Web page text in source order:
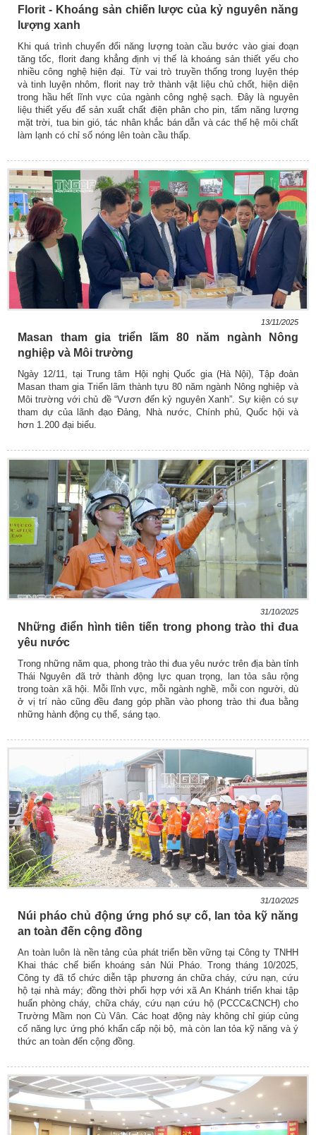
Florit - Khoáng sản chiến lược của kỷ nguyên năng
lượng xanh
Khi quá trình chuyển đổi năng lượng toàn cầu bước vào giai đoạn
tăng tốc, florit đang khẳng định vị thế là khoáng sản thiết yếu cho
nhiều công nghệ hiện đại. Từ vai trò truyền thống trong luyện thép
và tinh luyện nhôm, florit nay trở thành vật liệu chủ chốt, hiện diện
trong hầu hết lĩnh vực của ngành công nghệ sạch. Đây là nguyên
liệu thiết yếu để sản xuất chất điện phân cho pin, tấm năng lượng
mặt trời, tua bin gió, tác nhân khắc bán dẫn và các thế hệ môi chất
làm lạnh có chỉ số nóng lên toàn cầu thấp.
13/11/2025
Masan tham gia triển lãm 80 năm ngành Nông
nghiệp và Môi trường
Ngày 12/11, tại Trung tâm Hội nghị Quốc gia (Hà Nội), Tập đoàn
Masan tham gia Triển lãm thành tựu 80 năm ngành Nông nghiệp và
Môi trường với chủ đề “Vươn đến kỷ nguyên Xanh”. Sự kiện có sự
tham dự của lãnh đạo Đảng, Nhà nước, Chính phủ, Quốc hội và
hơn 1.200 đại biểu.
31/10/2025
Những điển hình tiên tiến trong phong trào thi đua
yêu nước
Trong những năm qua, phong trào thi đua yêu nước trên địa bàn tỉnh
Thái Nguyên đã trở thành động lực quan trọng, lan tỏa sâu rộng
trong toàn xã hội. Mỗi lĩnh vực, mỗi ngành nghề, mỗi con người, dù
ở vị trí nào cũng đều đang góp phần vào phong trào thi đua bằng
những hành động cụ thể, sáng tạo.
31/10/2025
Núi pháo chủ động ứng phó sự cố, lan tỏa kỹ năng
an toàn đến cộng đồng
An toàn luôn là nền tảng của phát triển bền vững tại Công ty TNHH
Khai thác chế biến khoáng sản Núi Pháo. Trong tháng 10/2025,
Công ty đã tổ chức diễn tập phương án chữa cháy, cứu nạn, cứu
hộ tại nhà máy; đồng thời phối hợp với xã An Khánh triển khai tập
huấn phòng cháy, chữa cháy, cứu nạn cứu hộ (PCCC&CNCH) cho
Trường Mầm non Cù Vân. Các hoạt động này không chỉ giúp củng
cố năng lực ứng phó khẩn cấp nội bộ, mà còn lan tỏa kỹ năng và ý
thức an toàn đến cộng đồng.